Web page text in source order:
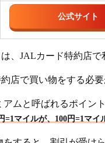
公式サイト
、JALカード特約店で
店で買い物をする必要
ムと呼ばれるポイン
=1マイルが、100円=1マイ